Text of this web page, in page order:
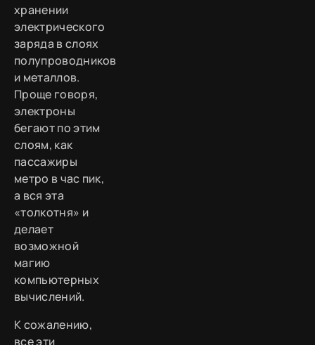
хранении
электрического
заряда в слоях
полупроводников
и металлов.
Проще говоря,
электроны
бегают по этим
слоям, как
пассажиры
метро в час пик,
а вся эта
«толкотня» и
делает
возможной
магию
компьютерных
вычислений.
К сожалению,
все эти